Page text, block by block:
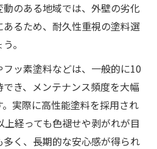
染塗料と高性能塗料の違い
塗料メーカー比較ポイント
能塗料が選ばれる理由
すめの遮熱塗料の特徴
強い家に仕上げる方法
が目立たない色の選び方
のある地域では、外壁の劣化
るため、耐久性重視の塗料選
。
ッ素塗料などは、一般的に10
き、メンテナンス頻度を大幅
実際に高性能塗料を採用され
経っても色褪せや剥がれが目
く、長期的な安心感が得られ